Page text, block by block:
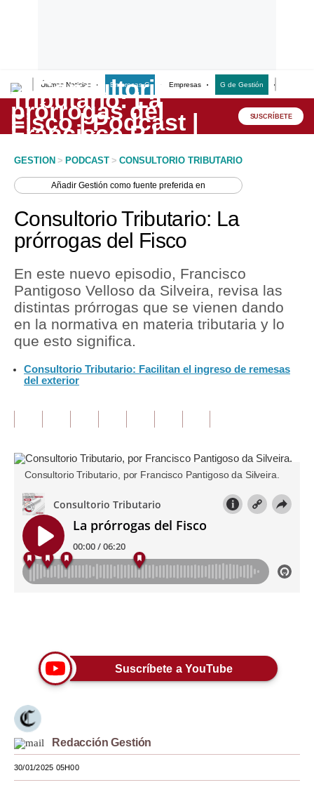
Últimas Noticias Empresas G Empresas G de Gestión
Lo último
Peru Quiosco
Economía
Perú
Política
Tu Dinero
Finanzas Personales
Opinión
Editorial
Pregunta de hoy
Blogs
Tendencias
Moda
Estilos
Mundo
EEUU
SUSCRÍBETE
GESTION > PODCAST > CONSULTORIO TRIBUTARIO
AñadirGestión como fuente preferida en
Consultorio Tributario: La
prórrogas del Fisco
En este nuevo episodio, Francisco
Pantigoso Velloso da Silveira, revisa las
distintas prórrogas que se vienen dando
en la normativa en materia tributaria y lo
que esto significa.
Consultorio Tributario: Facilitan el ingreso de remesas
del exterior
Consultorio Tributario, por Francisco Pantigoso da Silveira.
Suscríbete a YouTube
Redacción Gestión
30/01/2025 05H00